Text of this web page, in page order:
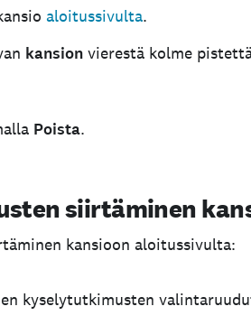
aloitussivulta.
kansion vierestä kolme
Poista.
siirtäminen
kansioon aloitussivulta:
kyselytutkimusten